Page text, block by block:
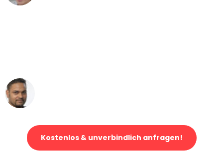
Kostenlos & unverbindlich anfragen!